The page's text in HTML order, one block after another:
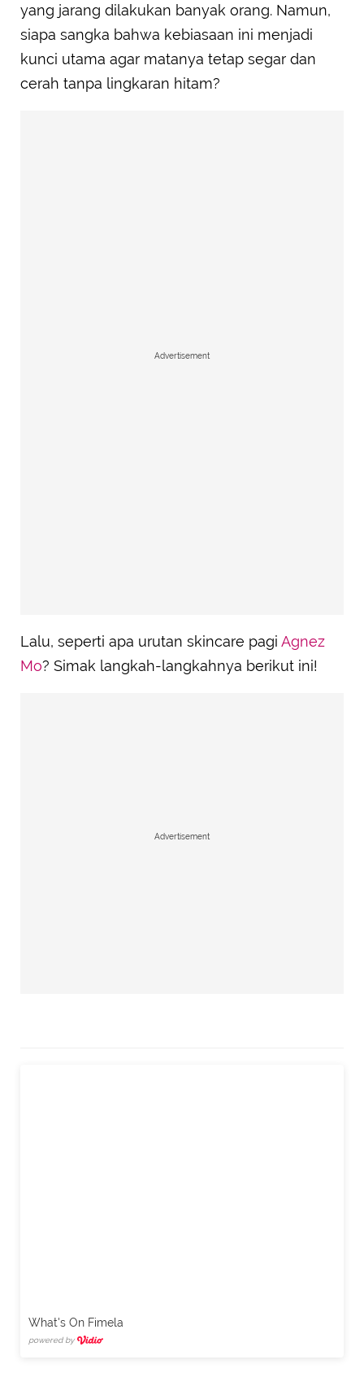
yang jarang dilakukan banyak orang. Namun,
siapa sangka bahwa kebiasaan ini menjadi
kunci utama agar matanya tetap segar dan
cerah tanpa lingkaran hitam?
Advertisement
Lalu, seperti apa urutan skincare pagi Agnez
Mo? Simak langkah-langkahnya berikut ini!
Advertisement
What's On Fimela
powered by